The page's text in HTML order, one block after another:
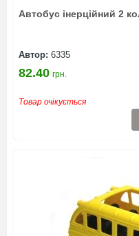
Автобус інерційний 2
Автор: 6335
82.40 грн.
Товар очікується